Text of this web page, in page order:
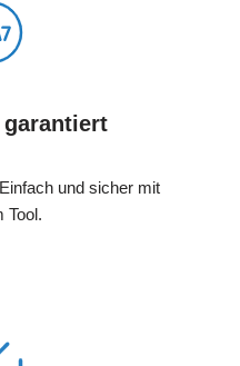
garantiert
und sicher mit
Tool.